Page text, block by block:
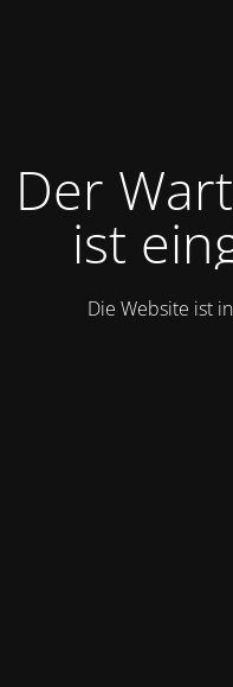
Der
ist
Die Website ist